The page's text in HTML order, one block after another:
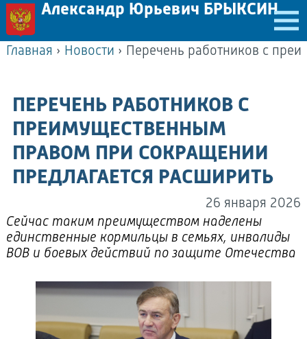
Александр Юрьевич БРЫКСИН
Главная › Новости ›
ПЕРЕЧЕНЬ РАБОТНИКОВ С
ПРЕИМУЩЕСТВЕННЫМ
ПРАВОМ ПРИ СОКРАЩЕНИИ
ПРЕДЛАГАЕТСЯ РАСШИРИТЬ
26 января 2026
Сейчас таким преимуществом наделены
единственные кормильцы в семьях, инвалиды
ВОВ и боевых действий по защите Отечества